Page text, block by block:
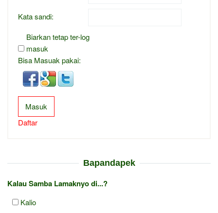
Kata sandi:
Biarkan tetap ter-log
masuk
Bisa Masuak pakai:
Masuk
Daftar
Bapandapek
Kalau Samba Lamaknyo di...?
Kalio